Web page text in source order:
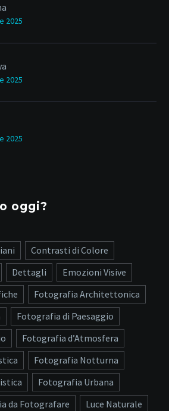
2025
2025
2025
oggi?
Contrasti di Colore
Dettagli
Emozioni Visive
Fotografia Architettonica
Fotografia di Paesaggio
Fotografia d’Atmosfera
Fotografia Notturna
Fotografia Urbana
da Fotografare
Luce Naturale